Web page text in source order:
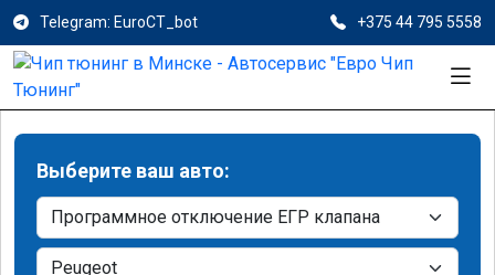
Telegram: EuroCT_bot +375 44 795 5558
Выберите ваш авто: